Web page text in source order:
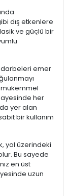
dış etkenlere
ve güçlü bir
darbeleri emer
mükemmel
her
yer alan
bir kullanım
yol üzerindeki
Bu sayede
en üst
uzun